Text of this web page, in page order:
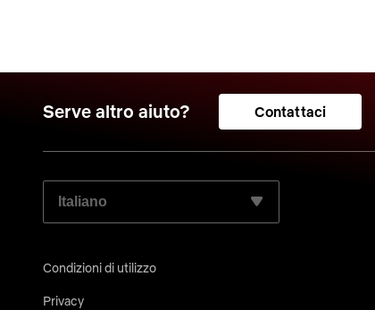
Serve altro aiuto? Contattaci
SELEZIONA LA LINGUA PREFERITA:
Condizioni di utilizzo
Privacy